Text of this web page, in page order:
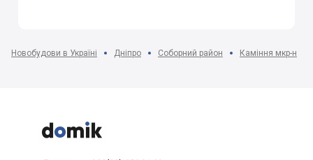
Новобудови в Україні Дніпро Соборний район Каміння мкр-н


